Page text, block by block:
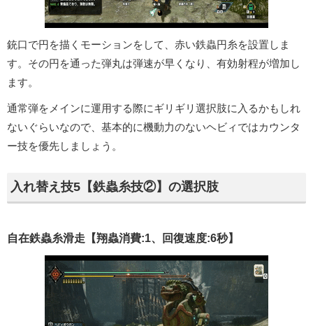
銃口で円を描くモーションをして、赤い鉄蟲円糸を設置しま
す。その円を通った弾丸は弾速が早くなり、有効射程が増加し
ます。
通常弾をメインに運用する際にギリギリ選択肢に入るかもしれ
ないぐらいなので、基本的に機動力のないヘビィではカウンタ
ー技を優先しましょう。
入れ替え技5【鉄蟲糸技②】の選択肢
自在鉄蟲糸滑走【翔蟲消費:1、回復速度:6秒】